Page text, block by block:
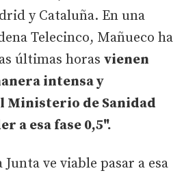
y Cataluña. En una
Telecinco, Mañueco ha
últimas horas vienen
intensa y
Ministerio de Sanidad
a esa fase 0,5".
ve viable pasar a esa